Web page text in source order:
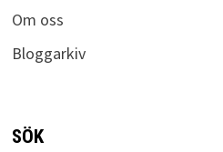
Om oss
Bloggarkiv
SÖK